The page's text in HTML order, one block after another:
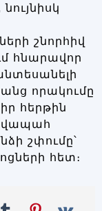
շնորհիվ
հնարավոր
որակումը
հերթին
շփումը՝
հետ։